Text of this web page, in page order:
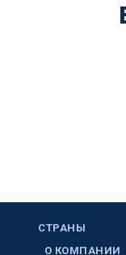
СТРАНЫ
О КОМПАНИИ